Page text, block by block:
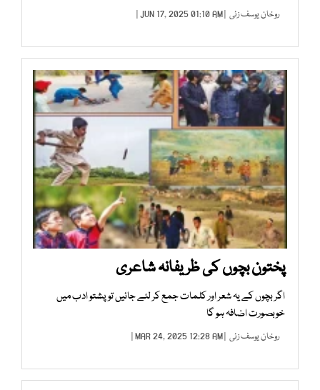
روخان یوسف زئی | JUN 17, 2025 01:10 AM |
پختون بچوں کی ظریفانہ شاعری
اگر بچوں کے یہ شعر اور کلمات جمع کر لئے جائیں تو پشتو ادب میں
خوبصورت اضافہ ہو گا
روخان یوسف زئی | MAR 24, 2025 12:28 AM |